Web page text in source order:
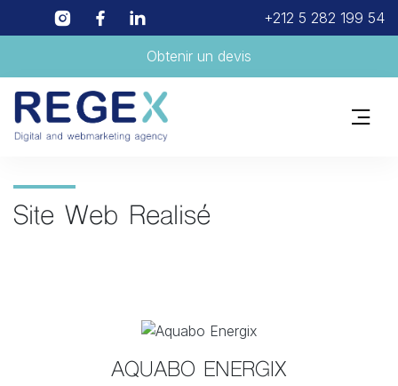
+212 5 282 199 54
Obtenir un devis
Site Web Realisé
AQUABO ENERGIX